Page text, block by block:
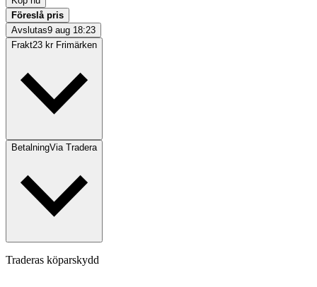
Föreslå pris
Avslutas9 aug 18:23
Frakt23 kr Frimärken
BetalningVia Tradera
Traderas köparskydd